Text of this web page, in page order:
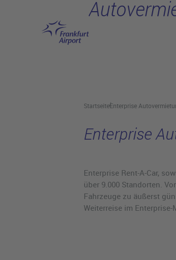
StartseiteEnterprise
Enterprise
Enterprise Rent-A-Car,
über 9.000 Standorten.
Fahrzeuge zu äußerst
Weiterreise im